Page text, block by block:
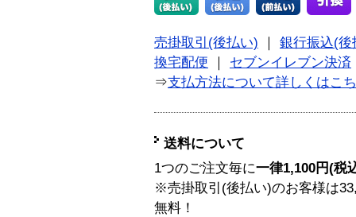
売掛取引(後払い)
銀行振込(後
換宅配便
セブンイレブン決済
⇒支払方法について詳しくはこ
送料について
1つのご注文毎に一律1,100円(税
※売掛取引(後払い)のお客様は
無料！